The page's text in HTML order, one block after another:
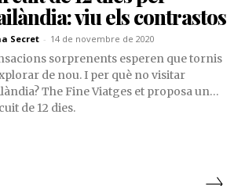
viu els contrastos
Secret - 14 de novembre de 2020
sorprenents esperen que tornis
de nou. I per què no visitar
The Fine Viatges et proposa un
de 12 dies.